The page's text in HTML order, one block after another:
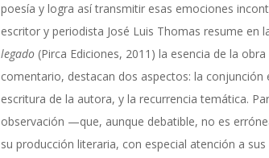
poesía y logra así transmitir esas emociones
escritor y periodista José Luis Thomas resume en
legado(Pirca Ediciones, 2011) la esencia de la
comentario, destacan dos aspectos: la
escritura de la autora, y la recurrencia temática.
observación —que, aunque debatible, no es
su producción literaria, con especial atención a